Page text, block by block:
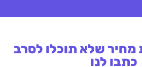
שלא תוכלו לסרב
כתבו לנו